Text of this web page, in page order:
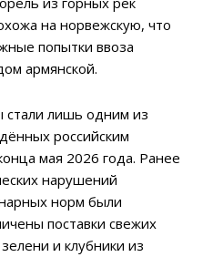
на норвежскую, что
попытки ввоза
армянской.
стали лишь одним из
российским
мая 2026 года. Ранее
нарушений
норм были
поставки свежих
и клубники из